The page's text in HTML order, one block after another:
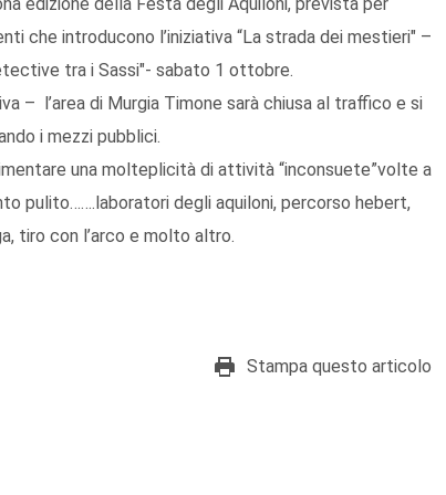
che introducono l’iniziativa “La strada dei mestieri" –
tra i Sassi"- sabato 1 ottobre.
– l’area di Murgia Timone sarà chiusa al traffico e si
i mezzi pubblici.
una molteplicità di attività “inconsuete”volte a
pulito…….laboratori degli aquiloni, percorso hebert,
tiro con l’arco e molto altro.
Stampa questo articolo